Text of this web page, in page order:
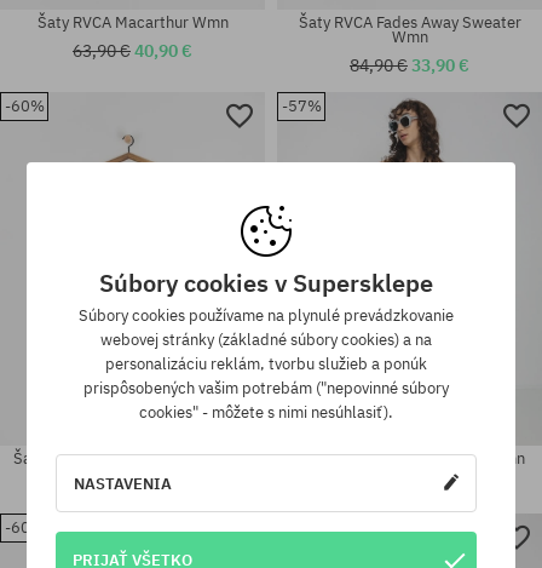
Dostupné veľkosti:
Dostupné veľkosti:
Dostupné veľkosti:
Šaty RVCA Macarthur Wmn
63,90 €40,90 €
Šaty RVCA Fades Away Sweater
Wmn
84,90 €33,90 €
-60%
Šaty RVCA Patched Sweater Wmn
89,90 €35,90 €
-57%
Šaty Volcom Happy Clouds Wmn
26,90 €
-60% -57%
Súbory cookies v Supersklepe
Súbory cookies používame na plynulé prevádzkovanie
webovej stránky (základné súbory cookies) a na
personalizáciu reklám, tvorbu služieb a ponúk
prispôsobených vašim potrebám ("nepovinné súbory
cookies" - môžete s nimi nesúhlasiť).
NASTAVENIA
PRIJAŤ VŠETKO